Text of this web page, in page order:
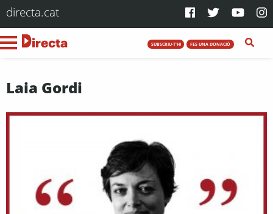
directa.cat
SUBSCRIU-T'HI FES UNA DONACIÓ
Laia Gordi